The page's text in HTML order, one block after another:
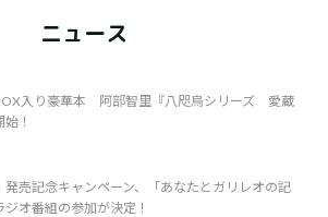
ニュース
入り豪華本 阿部智里『八咫烏シリーズ 愛蔵
！
売記念キャンペーン、「あなたとガリレオの記
オ番組の参加が決定！